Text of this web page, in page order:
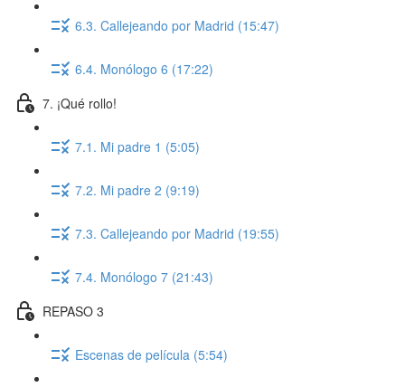
6.3. Callejeando por Madrid (15:47)
6.4. Monólogo 6 (17:22)
7. ¡Qué rollo!
7.1. Mi padre 1 (5:05)
7.2. Mi padre 2 (9:19)
7.3. Callejeando por Madrid (19:55)
7.4. Monólogo 7 (21:43)
REPASO 3
Escenas de película (5:54)